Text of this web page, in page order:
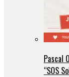
Pascal
“SOS